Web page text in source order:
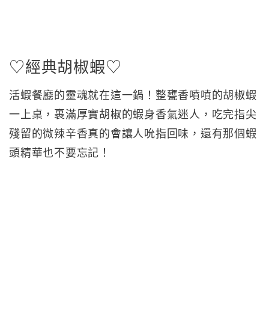
♡經典胡椒蝦♡
活蝦餐廳的靈魂就在這一鍋！整甕香噴噴的胡椒蝦
一上桌，裹滿厚實胡椒的蝦身香氣迷人，吃完指尖
殘留的微辣辛香真的會讓人吮指回味，還有那個蝦
頭精華也不要忘記！